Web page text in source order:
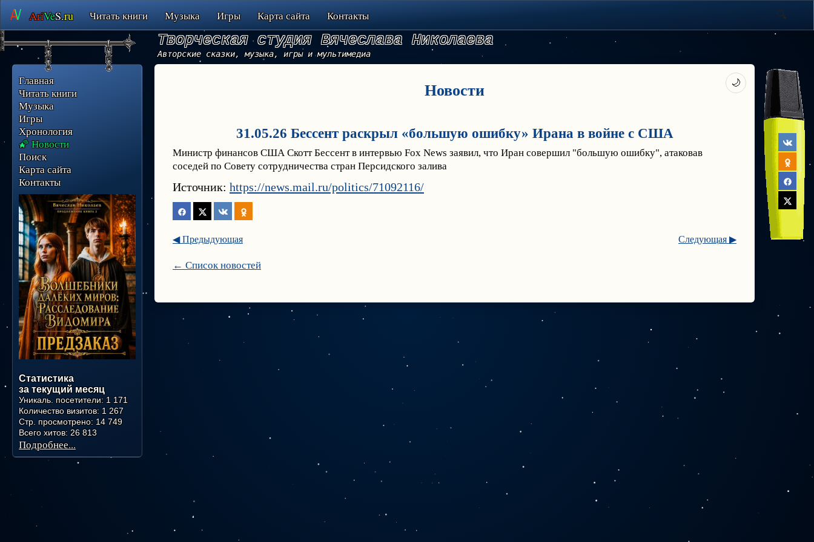
Творческая студия Вячеслава Николаева
Авторские сказки, музыка, игры и мультимедиа
AriVeS.ru Читать книги Музыка Игры Карта сайта Контакты
Новости
31.05.26 Бессент раскрыл «большую ошибку» Ирана в войне с США
Министр финансов США Скотт Бессент в интервью Fox News заявил, что Иран совершил "большую ошибку", атаковав
соседей по Совету сотрудничества стран Персидского залива
Источник: https://news.mail.ru/politics/71092116/
Следующая ▶
◀ Предыдующая
← Список новостей
🌙
Главная
Читать книги
Музыка
Игры
Хронология
🌠 Новости
Поиск
Карта сайта
Контакты
Статистика
за текущий месяц
Уникаль. посетители: 1 171
Количество визитов: 1 267
Стр. просмотрено: 14 749
Всего хитов: 26 813
Подробнее...